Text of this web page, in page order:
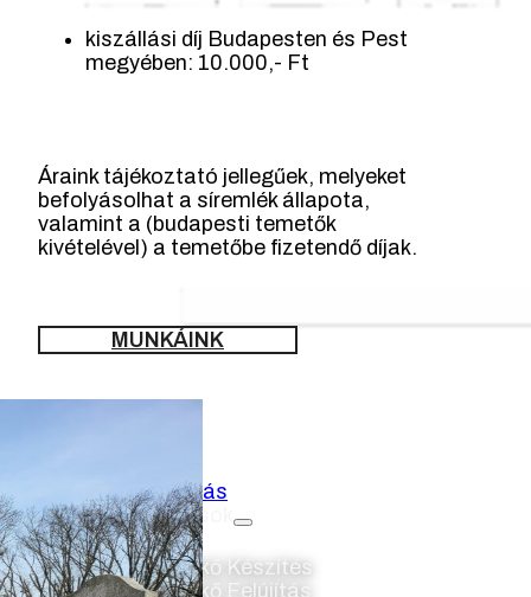
Bemutatkozás
Szolgáltatások
Sírkő Készítés
Sírkő Felújítás
kiszállási díj Budapesten és Pest
megyében: 10.000,- Ft
Áraink tájékoztató jellegűek, melyeket
befolyásolhat a síremlék állapota,
valamint a (budapesti temetők
kivételével) a temetőbe fizetendő díjak.
MUNKÁINK